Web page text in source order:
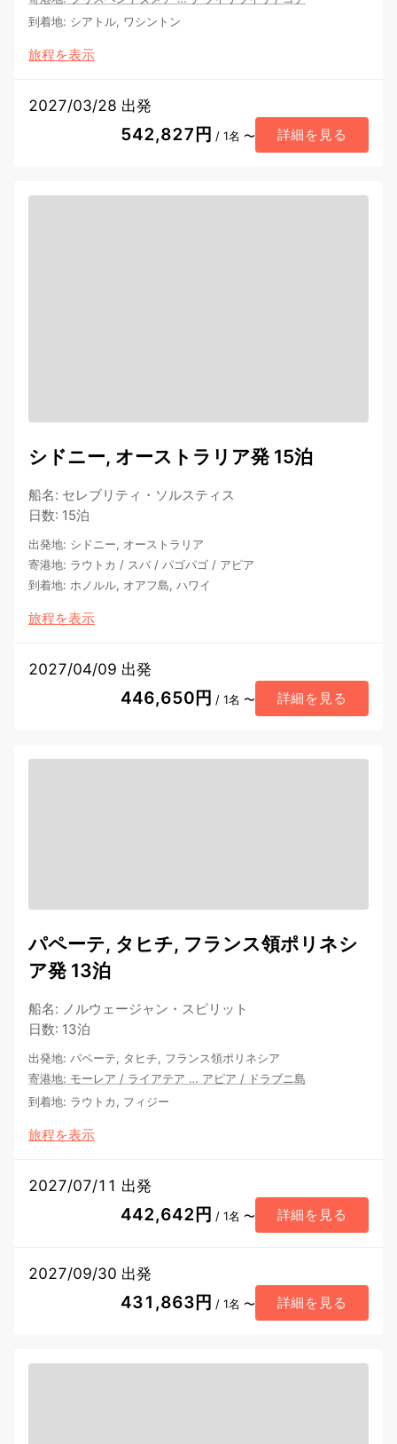
到着地: シアトル, ワシントン
旅程を表示
2027/03/28 出発
542,827円 / 1名 〜 詳細を見る
シドニー, オーストラリア発 15泊
船名: セレブリティ・ソルスティス
日数: 15泊
出発地: シドニー, オーストラリア
寄港地: ラウトカ / スバ / パゴパゴ / アピア
到着地: ホノルル, オアフ島, ハワイ
旅程を表示
2027/04/09 出発
446,650円 / 1名 〜 詳細を見る
パペーテ, タヒチ, フランス領ポリネシ
ア発 13泊
船名: ノルウェージャン・スピリット
日数: 13泊
出発地: パペーテ, タヒチ, フランス領ポリネシア
寄港地: モーレア / ライアテア … アピア / ドラブニ島
到着地: ラウトカ, フィジー
旅程を表示
2027/07/11 出発
442,642円 / 1名 〜 詳細を見る
2027/09/30 出発
431,863円 / 1名 〜 詳細を見る